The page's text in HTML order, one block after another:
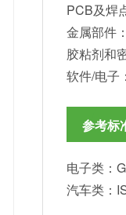
PCB及焊
金属部件
胶粘剂和
软件/电子
参考标
电子类：
汽车类：